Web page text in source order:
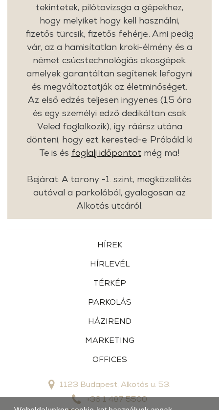
tekintetek, pilótavizsga a gépekhez,
hogy melyiket hogy kell használni,
fizetős türcsik, fizetős fehérje.. Ami pedig
vár, az a hamisítatlan kroki-élmény és a
német csúcstechnológiás okosgépek,
amelyek garantáltan segítenek lefogyni
és megváltoztatják az életminőséget.
Az első edzés teljesen ingyenes (1,5 óra
és egy személyi edző dedikáltan csak
Veled foglalkozik), így ráérsz utána
dönteni, hogy ezt kerested-e. Próbáld ki
Te is és foglalj időpontot még ma!
Bejárat: A torony -1. szint, megközelítés:
autóval a parkolóból, gyalogosan az
Alkotás utcáról.
HÍREK
HÍRLEVÉL
TÉRKÉP
PARKOLÁS
HÁZIREND
MARKETING
OFFICES
1123 Budapest, Alkotás u. 53.
+36 1 487 5500